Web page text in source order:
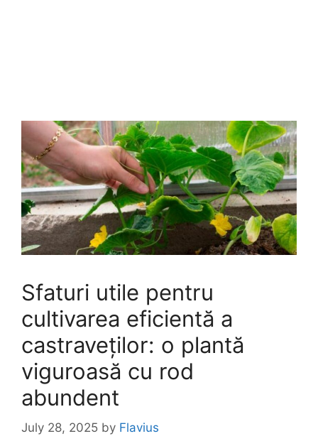
Sfaturi utile pentru
cultivarea eficientă a
castraveților: o plantă
viguroasă cu rod
abundent
July 28, 2025 by Flavius